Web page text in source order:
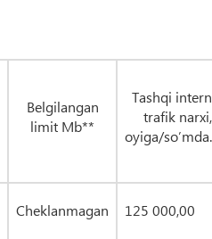
Belgilangan
limit Mb**
Tashqi
trafik narxi,
oyiga/
Cheklanmagan 125 000,00